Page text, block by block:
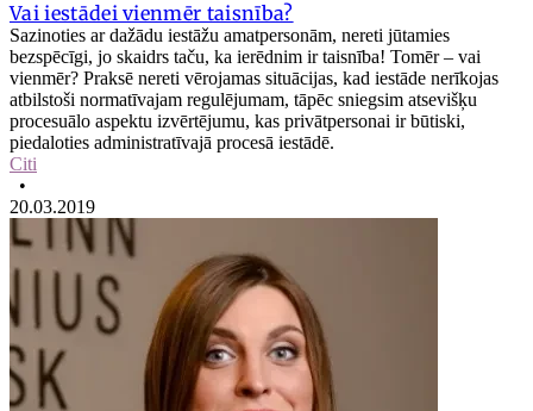
Vai iestādei vienmēr taisnība?
Sazinoties ar dažādu iestāžu amatpersonām, nereti jūtamies
bezspēcīgi, jo skaidrs taču, ka ierēdnim ir taisnība! Tomēr – vai
vienmēr? Praksē nereti vērojamas situācijas, kad iestāde nerīkojas
atbilstoši normatīvajam regulējumam, tāpēc sniegsim atsevišķu
procesuālo aspektu izvērtējumu, kas privātpersonai ir būtiski,
piedaloties administratīvajā procesā iestādē.
Citi
•
20.03.2019